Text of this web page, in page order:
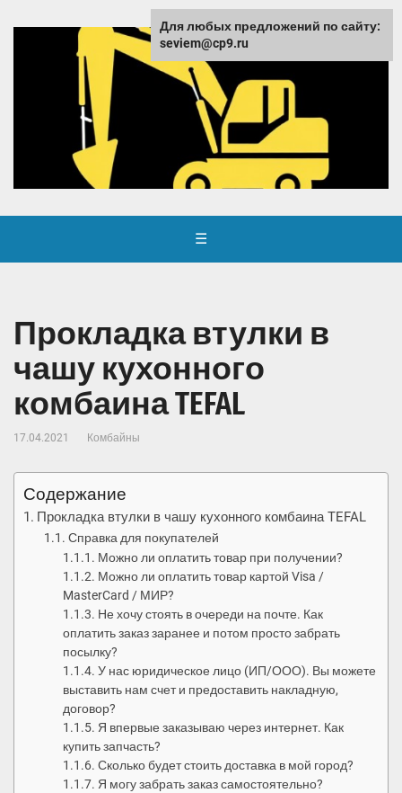
☰
Прокладка втулки в
чашу кухонного
комбаина TEFAL
17.04.2021 Комбайны
Содержание
Прокладка втулки в чашу кухонного комбаина TEFAL
Справка для покупателей
Можно ли оплатить товар при получении?
Можно ли оплатить товар картой Visa /
MasterCard / МИР?
Не хочу стоять в очереди на почте. Как
оплатить заказ заранее и потом просто забрать
посылку?
У нас юридическое лицо (ИП/ООО). Вы можете
выставить нам счет и предоставить накладную,
договор?
Я впервые заказываю через интернет. Как
купить запчасть?
Сколько будет стоить доставка в мой город?
Я могу забрать заказ самостоятельно?
Для любых предложений по сайту:
seviem@cp9.ru